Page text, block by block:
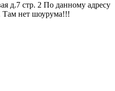
д.7 стр. 2 По данному адресу
Там нет шоурума!!!